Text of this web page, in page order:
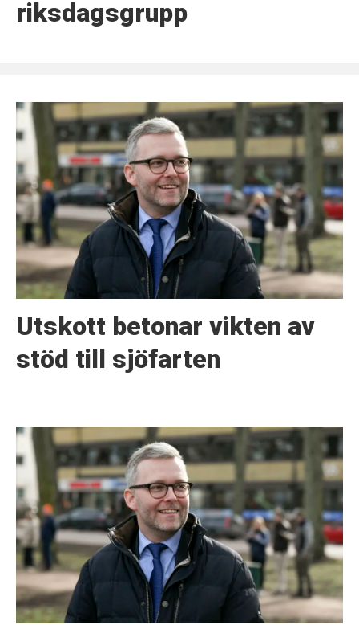
riksdagsgrupp
Utskott betonar vikten av
stöd till sjöfarten